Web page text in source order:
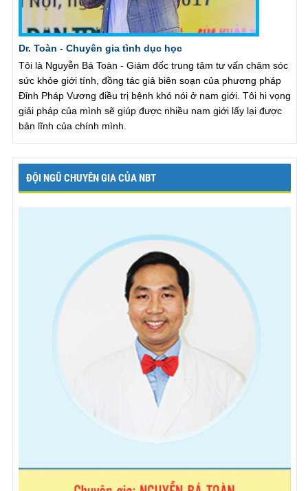
Dr. Toàn - Chuyên gia tình dục học
Tôi là Nguyễn Bá Toàn - Giám đốc trung tâm tư vấn chăm sóc
sức khỏe giới tính, đồng tác giả biên soạn của phương pháp
Đỉnh Pháp Vương điều trị bệnh khó nói ở nam giới. Tôi hi vọng
giải pháp của mình sẽ giúp được nhiều nam giới lấy lại được
bản lĩnh của chính mình.
ĐỘI NGŨ CHUYÊN GIA CỦA NBT